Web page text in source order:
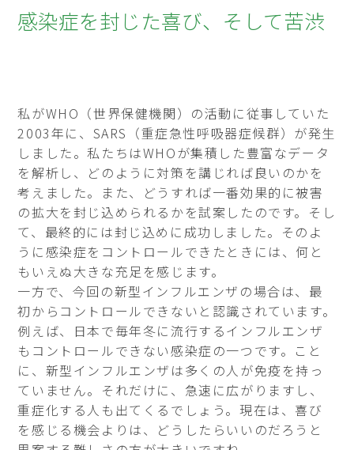
感染症を封じた喜び、そして苦渋
私がWHO（世界保健機関）の活動に従事していた
2003年に、SARS（重症急性呼吸器症候群）が発生
しました。私たちはWHOが集積した豊富なデータ
を解析し、どのように対策を講じれば良いのかを
考えました。また、どうすれば一番効果的に被害
の拡大を封じ込められるかを試案したのです。そし
て、最終的には封じ込めに成功しました。そのよ
うに感染症をコントロールできたときには、何と
もいえぬ大きな充足を感じます。
一方で、今回の新型インフルエンザの場合は、最
初からコントロールできないと認識されています。
例えば、日本で毎年冬に流行するインフルエンザ
もコントロールできない感染症の一つです。こと
に、新型インフルエンザは多くの人が免疫を持っ
ていません。それだけに、急速に広がりますし、
重症化する人も出てくるでしょう。現在は、喜び
を感じる機会よりは、どうしたらいいのだろうと